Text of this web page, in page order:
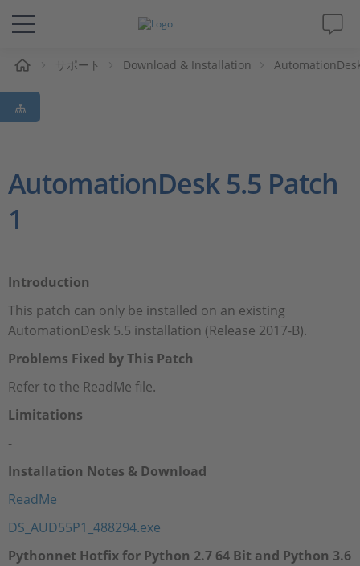
ソリューションと製品
サポート
Magazine
採用情報
サポート Download & Installation
AutomationDesk 5.5 Patch
1
Introduction
This patch can only be installed on an existing
AutomationDesk 5.5 installation (Release 2017-B).
Problems Fixed by This Patch
Refer to the ReadMe file.
Limitations
-
Installation Notes & Download
ReadMe
DS_AUD55P1_488294.exe
Pythonnet Hotfix for Python 2.7 64 Bit and Python 3.6